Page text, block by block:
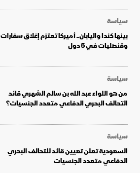
سياسة
بينها كندا واليابان.. أميركا تعتزم إغلاق سفارات
وقنصليات في 5 دول
سياسة
من هو اللواء عبد الله بن سالم الشهري قائد
التحالف البحري الدفاعي متعدد الجنسيات؟
سياسة
السعودية تعلن تعيين قائد للتحالف البحري
الدفاعي متعدد الجنسيات